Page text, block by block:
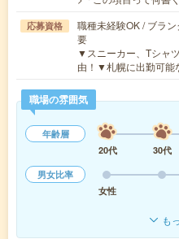
応募資格
職種未経験OK / ブラ
要
▼スニーカー、Tシャ
由！▼札幌に出勤可
職場の雰囲気
年齢層
20代
30代
男女比率
女性
も